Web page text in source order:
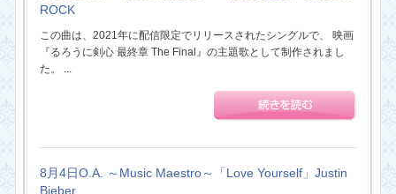
ROCK
この曲は、2021年に配信限定でリリースされたシングルで、 映画
『るろうに剣心 最終章 The Final』の主題歌として制作されまし
た。 ...
8月4日O.A. ～Music Maestro～「Love Yourself」Justin
Bieber